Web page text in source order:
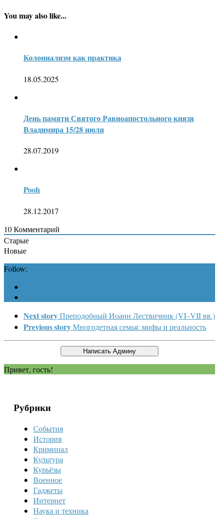
You may also like...
Колониализм как практика
18.05.2025
День памяти Святого Равноапостольного князя
Владимира 15/28 июля
28.07.2019
Pooh
28.12.2017
10Комментарий
Старые
Новые
Follow:
Next storyПреподобный Иоанн Лествичник (VI–VII вв.)
Previous storyМногодетная семья: мифы и реальность
Привет, гость!
Рубрики
События
История
Криминал
Культура
Курьёзы
Военное
Гаджеты
Интернет
Наука и техника